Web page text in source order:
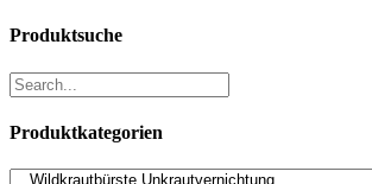
Produktsuche
Produktkategorien